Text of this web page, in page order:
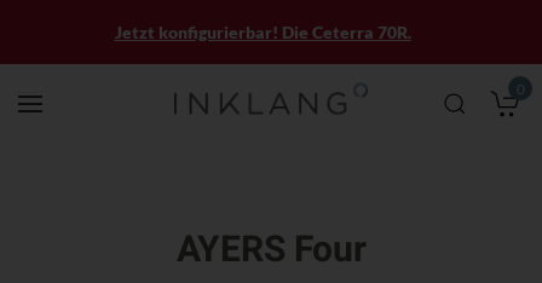
0
Jetzt konfigurierbar! Die Ceterra 70R.
AYERS Four